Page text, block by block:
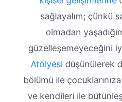
sağlayalım; çünkü
olmadan
güzelleşemeyeceğini
Atölyesi düşünülerek
bölümü ile
ve kendileri ile